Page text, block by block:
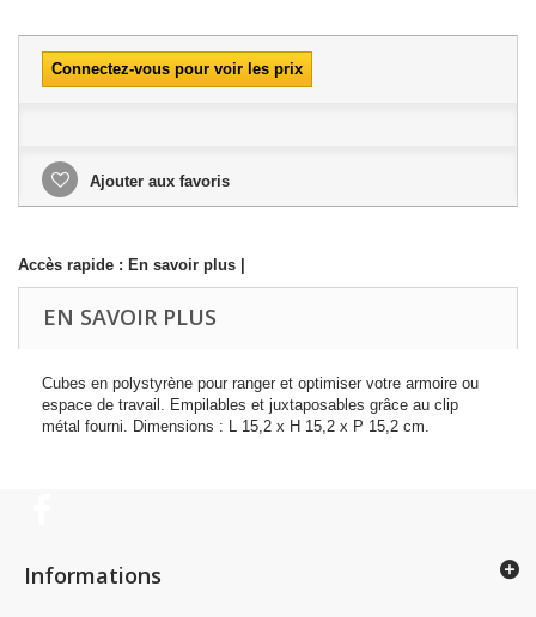
Connectez-vous pour voir les prix
Ajouter aux favoris
Accès rapide : En savoir plus
EN SAVOIR PLUS
Cubes en polystyrène pour ranger et optimiser votre armoire ou
espace de travail. Empilables et juxtaposables grâce au clip
métal fourni. Dimensions : L 15,2 x H 15,2 x P 15,2 cm.
Informations